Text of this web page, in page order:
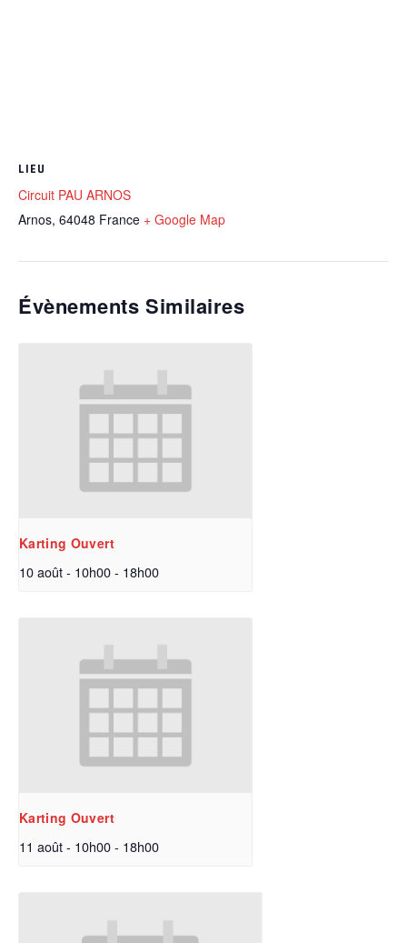
LIEU
Circuit PAU ARNOS
Arnos, 64048 France + Google Map
Évènements Similaires
Karting Ouvert
10 août - 10h00- 18h00
Karting Ouvert
11 août - 10h00- 18h00